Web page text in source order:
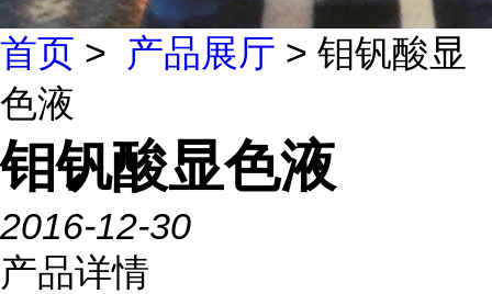
首页 > 产品展厅 > 钼钒酸显
色液
钼钒酸显色液
2016-12-30
产品详情